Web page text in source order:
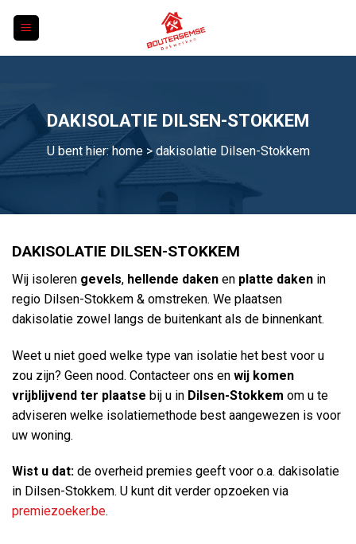
DAKISOLATIE DILSEN-STOKKEM
U bent hier:home> dakisolatie Dilsen-Stokkem
DAKISOLATIE DILSEN-STOKKEM
Wij isoleren gevels, hellende daken en platte daken in
regio Dilsen-Stokkem & omstreken. We plaatsen
dakisolatie zowel langs de buitenkant als de binnenkant.
Weet u niet goed welke type van isolatie het best voor u
zou zijn? Geen nood. Contacteer ons en wij komen
vrijblijvend ter plaatse bij u in Dilsen-Stokkem om u te
adviseren welke isolatiemethode best aangewezen is voor
uw woning.
Wist u dat: de overheid premies geeft voor o.a. dakisolatie
in Dilsen-Stokkem. U kunt dit verder opzoeken via
premiezoeker.be.